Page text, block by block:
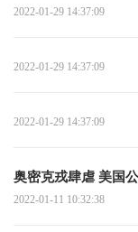
2022-01-29 14:37:09
2022-01-29 14:37:09
2022-01-29 14:37:09
奥密克戎肆虐 美国
2022-01-11 10:32:38